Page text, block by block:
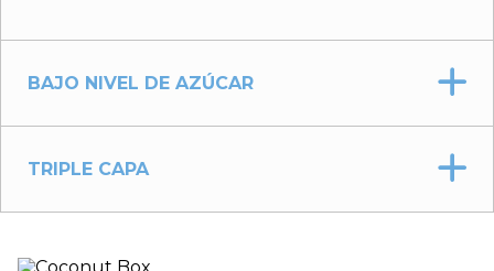
BAJO NIVEL DE AZÚCAR
TRIPLE CAPA